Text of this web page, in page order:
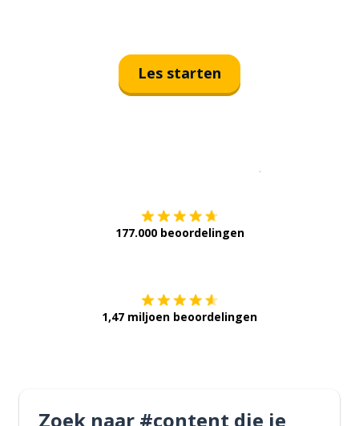
Les starten
177.000 beoordelingen
1,47 miljoen beoordelingen
Zoek naar #content die je